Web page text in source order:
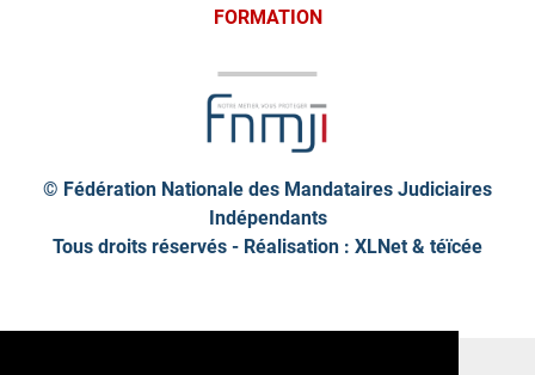
FORMATION
© Fédération Nationale des Mandataires Judiciaires
Indépendants
Tous droits réservés - Réalisation : XLNet & téïcée